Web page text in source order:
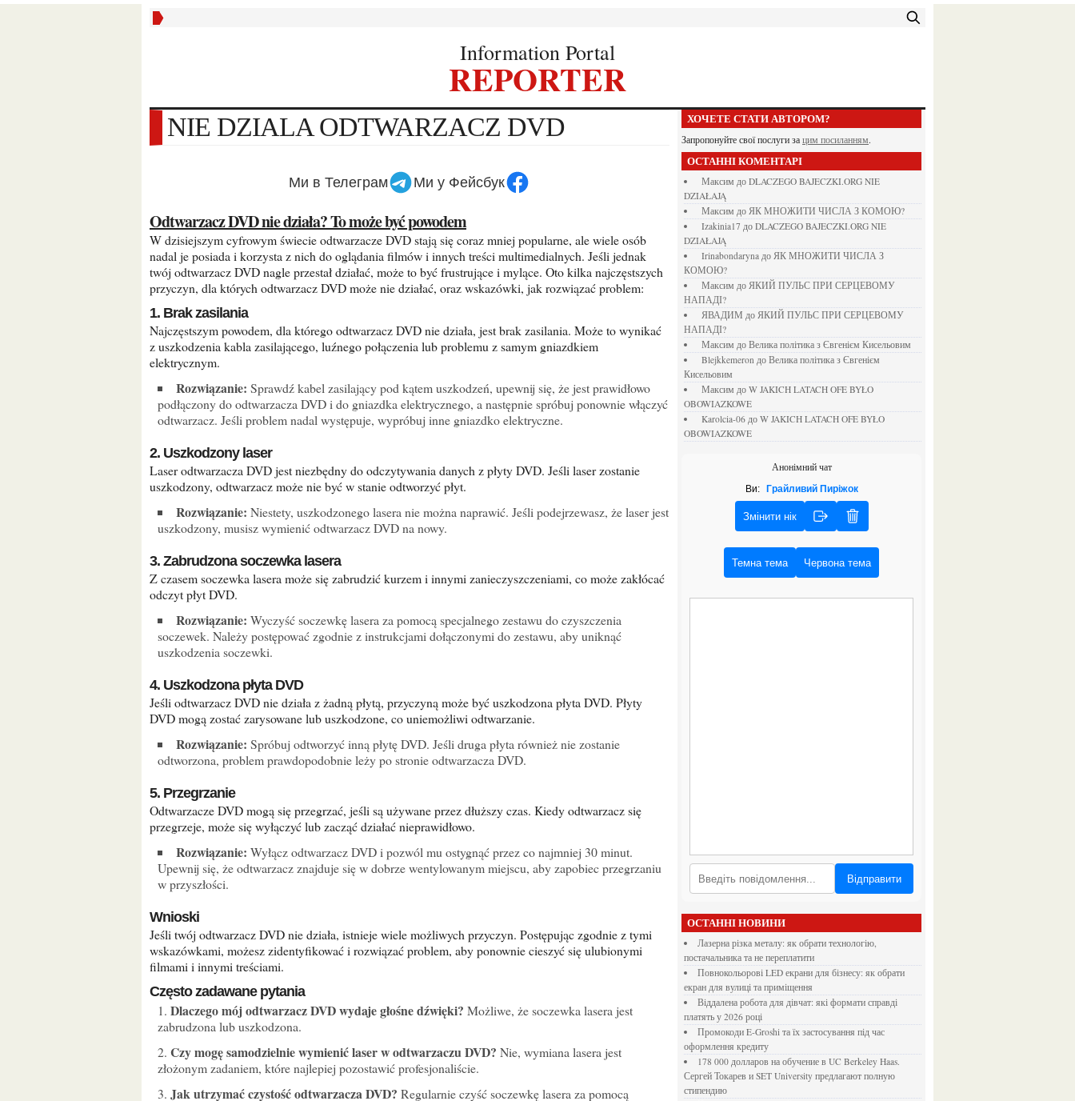
Information Portal
REPORTER
NIE DZIALA ODTWARZACZ DVD
Ми в Телеграм Ми у Фейсбук
Odtwarzacz DVD nie działa? To może być powodem
W dzisiejszym cyfrowym świecie odtwarzacze DVD stają się coraz mniej popularne, ale wiele osób
nadal je posiada i korzysta z nich do oglądania filmów i innych treści multimedialnych. Jeśli jednak
twój odtwarzacz DVD nagle przestał działać, może to być frustrujące i mylące. Oto kilka najczęstszych
przyczyn, dla których odtwarzacz DVD może nie działać, oraz wskazówki, jak rozwiązać problem:
1. Brak zasilania
Najczęstszym powodem, dla którego odtwarzacz DVD nie działa, jest brak zasilania. Może to wynikać
z uszkodzenia kabla zasilającego, luźnego połączenia lub problemu z samym gniazdkiem
elektrycznym.
Rozwiązanie: Sprawdź kabel zasilający pod kątem uszkodzeń, upewnij się, że jest prawidłowo
podłączony do odtwarzacza DVD i do gniazdka elektrycznego, a następnie spróbuj ponownie włączyć
odtwarzacz. Jeśli problem nadal występuje, wypróbuj inne gniazdko elektryczne.
2. Uszkodzony laser
Laser odtwarzacza DVD jest niezbędny do odczytywania danych z płyty DVD. Jeśli laser zostanie
uszkodzony, odtwarzacz może nie być w stanie odtworzyć płyt.
Rozwiązanie: Niestety, uszkodzonego lasera nie można naprawić. Jeśli podejrzewasz, że laser jest
uszkodzony, musisz wymienić odtwarzacz DVD na nowy.
3. Zabrudzona soczewka lasera
Z czasem soczewka lasera może się zabrudzić kurzem i innymi zanieczyszczeniami, co może zakłócać
odczyt płyt DVD.
Rozwiązanie: Wyczyść soczewkę lasera za pomocą specjalnego zestawu do czyszczenia
soczewek. Należy postępować zgodnie z instrukcjami dołączonymi do zestawu, aby uniknąć
uszkodzenia soczewki.
4. Uszkodzona płyta DVD
Jeśli odtwarzacz DVD nie działa z żadną płytą, przyczyną może być uszkodzona płyta DVD. Płyty
DVD mogą zostać zarysowane lub uszkodzone, co uniemożliwi odtwarzanie.
Rozwiązanie: Spróbuj odtworzyć inną płytę DVD. Jeśli druga płyta również nie zostanie
odtworzona, problem prawdopodobnie leży po stronie odtwarzacza DVD.
5. Przegrzanie
Odtwarzacze DVD mogą się przegrzać, jeśli są używane przez dłuższy czas. Kiedy odtwarzacz się
przegrzeje, może się wyłączyć lub zacząć działać nieprawidłowo.
Rozwiązanie: Wyłącz odtwarzacz DVD i pozwól mu ostygnąć przez co najmniej 30 minut.
Upewnij się, że odtwarzacz znajduje się w dobrze wentylowanym miejscu, aby zapobiec przegrzaniu
w przyszłości.
Wnioski
Jeśli twój odtwarzacz DVD nie działa, istnieje wiele możliwych przyczyn. Postępując zgodnie z tymi
wskazówkami, możesz zidentyfikować i rozwiązać problem, aby ponownie cieszyć się ulubionymi
filmami i innymi treściami.
Często zadawane pytania
Dlaczego mój odtwarzacz DVD wydaje głośne dźwięki? Możliwe, że soczewka lasera jest
zabrudzona lub uszkodzona.
Czy mogę samodzielnie wymienić laser w odtwarzaczu DVD? Nie, wymiana lasera jest
złożonym zadaniem, które najlepiej pozostawić profesjonaliście.
Jak utrzymać czystość odtwarzacza DVD? Regularnie czyść soczewkę lasera za pomocą
ХОЧЕТЕ СТАТИ АВТОРОМ?
Запропонуйте свої послуги за цим посиланням.
ОСТАННІ КОМЕНТАРІ
Максим до DLACZEGO BAJECZKI.ORG NIE
DZIAŁAJĄ
Максим до ЯК МНОЖИТИ ЧИСЛА З КОМОЮ?
izakinia17 до DLACZEGO BAJECZKI.ORG NIE
DZIAŁAJĄ
irinabondarynaдо ЯК МНОЖИТИ ЧИСЛА З
КОМОЮ?
Максим до ЯКИЙ ПУЛЬС ПРИ СЕРЦЕВОМУ
НАПАДІ?
ЯВАДИМ до ЯКИЙ ПУЛЬС ПРИ СЕРЦЕВОМУ
НАПАДІ?
Максим до Велика політика з Євгенієм Кисельовим
blejkkemeronдо Велика політика з Євгенієм
Кисельовим
Максим до W JAKICH LATACH OFE BYŁO
OBOWIAZKOWE
karolcia-06до W JAKICH LATACH OFE BYŁO
OBOWIAZKOWE
Анонімний чат
Ви: Грайливий Пиріжок
Змінити нік
Темна тема Червона тема
Відправити
ОСТАННІ НОВИНИ
Лазерна різка металу: як обрати технологію,
постачальника та не переплатити
Повнокольорові LED екрани для бізнесу: як обрати
екран для вулиці та приміщення
Віддалена робота для дівчат: які формати справді
платять у 2026 році
Промокоди E-Groshi та їх застосування під час
оформлення кредиту
178 000 долларов на обучение в UC Berkeley Haas.
Сергей Токарев и SET University предлагают полную
стипендию